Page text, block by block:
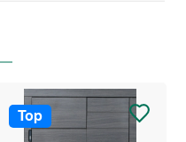
Top